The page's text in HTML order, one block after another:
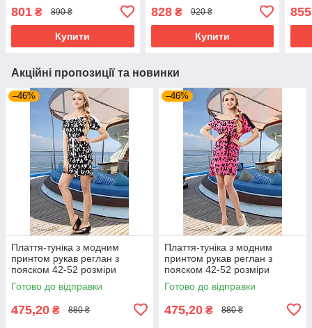
801 ₴ 890 ₴
Купити
828₴ 920 ₴
Купити
855
Акційні пропозиції та новинки
–46%
Плаття-туніка з модним
принтом рукав реглан з
пояском 42-52 розміри
Готово до відправки
475,20 ₴ 880 ₴
–46%
Плаття-туніка з модним
принтом рукав реглан з
пояском 42-52 розміри
Готово до відправки
475,20 ₴ 880 ₴